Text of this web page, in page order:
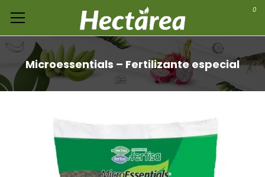
0
Microessentials – Fertilizante especial